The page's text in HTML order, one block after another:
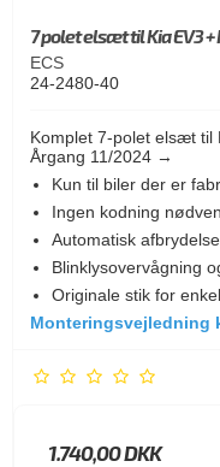
7 polet elsæt til Kia EV3
ECS
24-2480-40
Komplet 7-polet elsæt til
Årgang 11/2024 →
Kun til biler der er
Ingen kodning
Automatisk
Blinklysovervågning
Originale stik for
Monteringsvejledning
1.740,00 DKK